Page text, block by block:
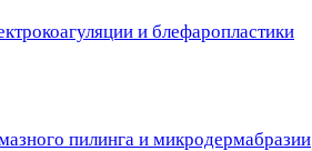
и блефаропластики
пилинга и микродермабразии